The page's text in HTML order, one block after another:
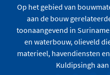
Op het gebied van
aan de bouw
toonaangevend in
en waterbouw, olieveld
materieel, havendiensten
Kuldipsingh